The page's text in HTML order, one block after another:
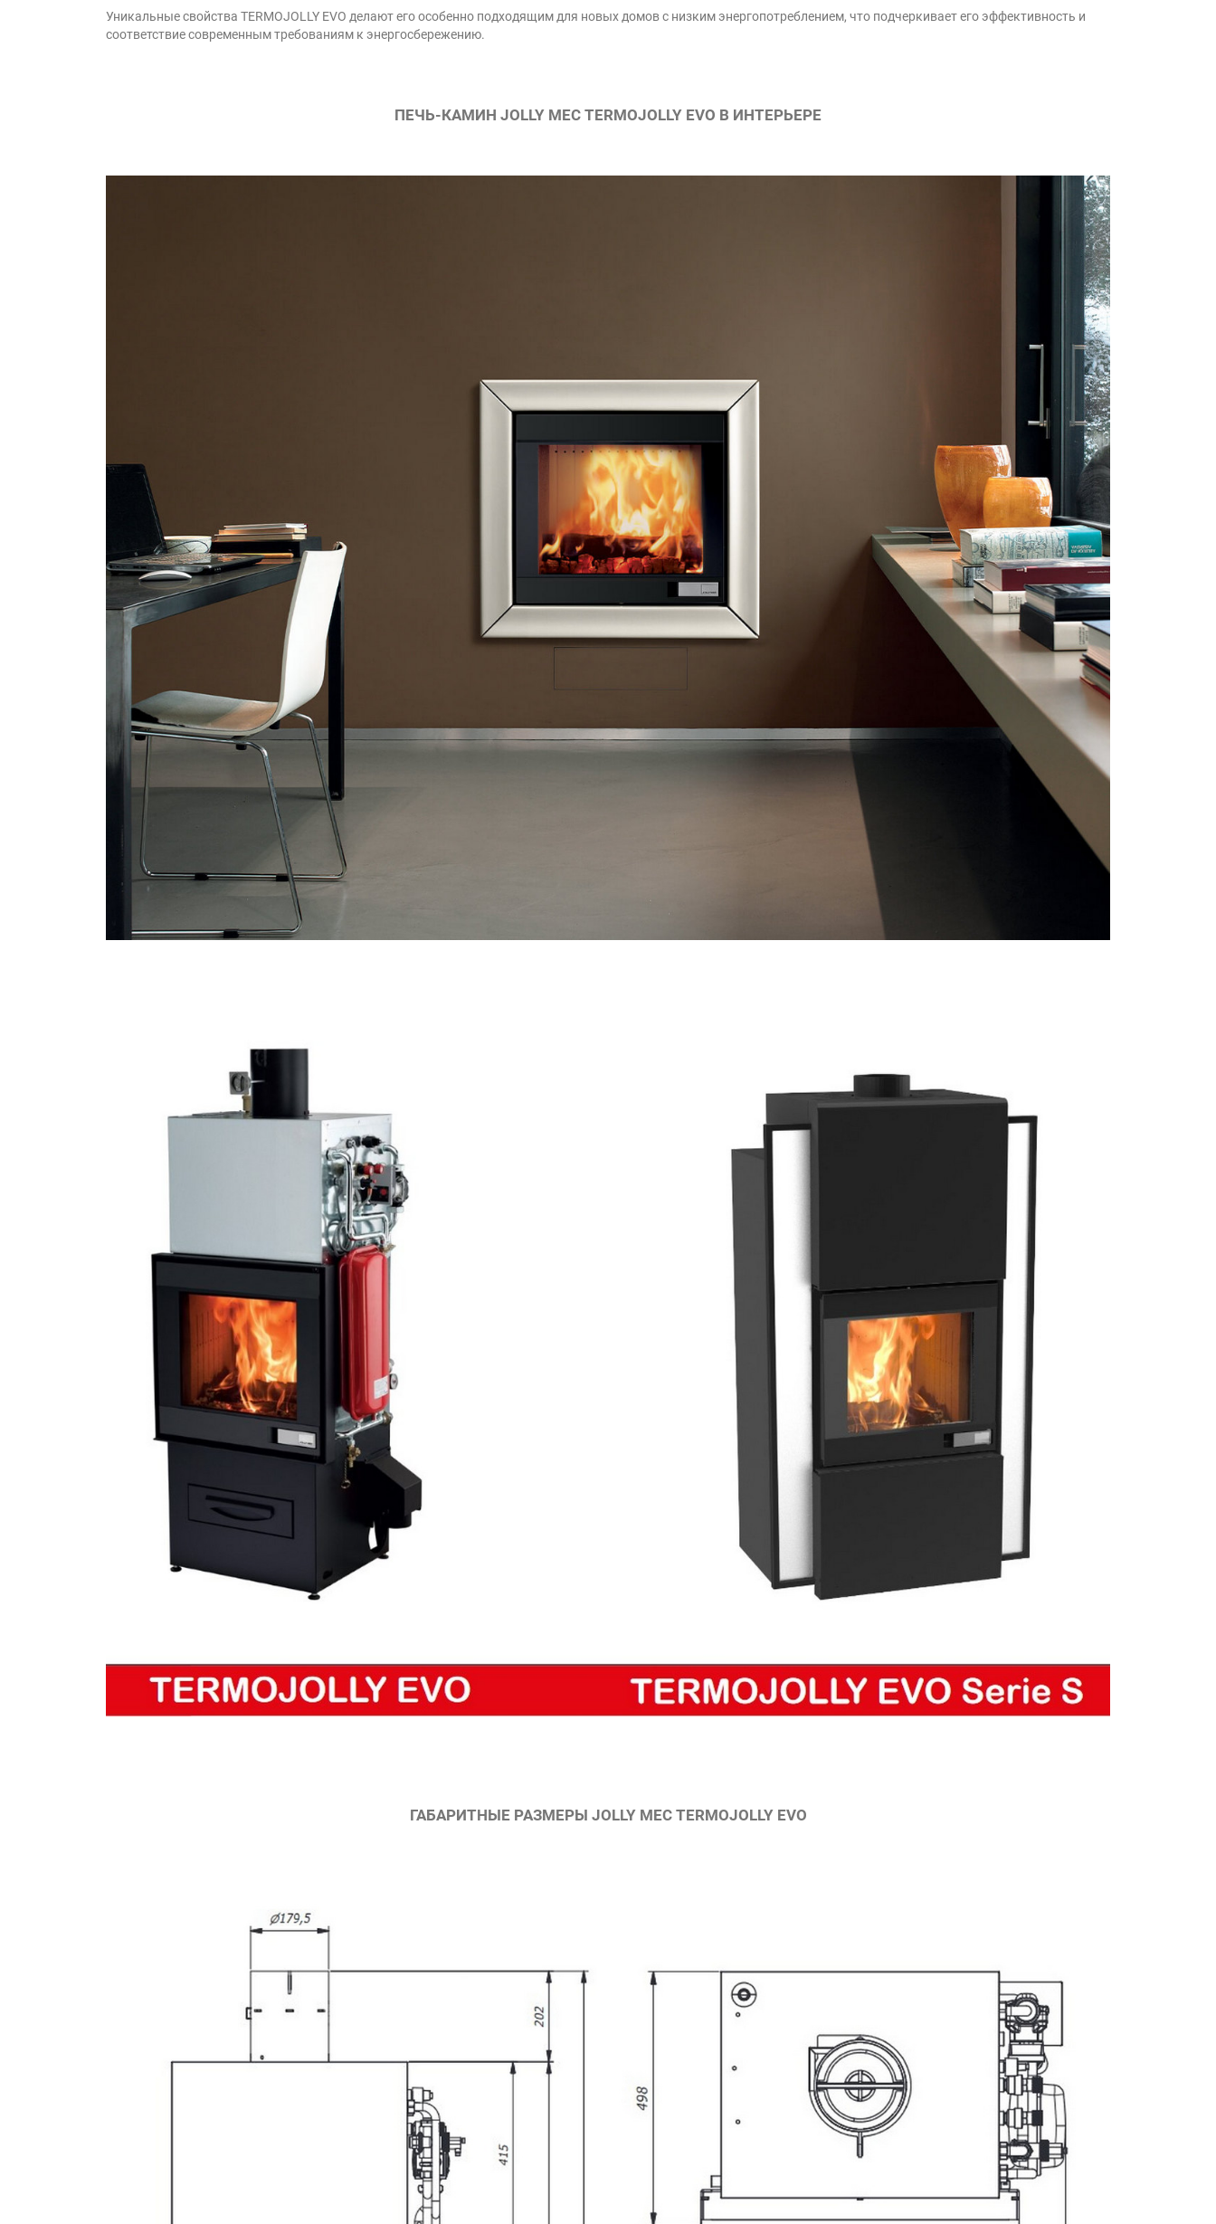
Уникальные свойства TERMOJOLLY EVO делают его особенно подходящим для новых домов с низким энергопотреблением, что подчеркивает его эффективность и
соответствие современным требованиям к энергосбережению.
ПЕЧЬ-КАМИН JOLLY MEC TERMOJOLLY EVO В ИНТЕРЬЕРЕ
ГАБАРИТНЫЕ РАЗМЕРЫ JOLLY MEC TERMOJOLLY EVO